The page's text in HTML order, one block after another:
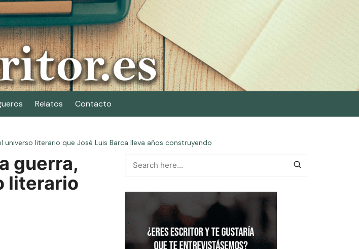
Relatos Contacto
literario que José Luis Barca lleva años construyendo
guerra,
literario